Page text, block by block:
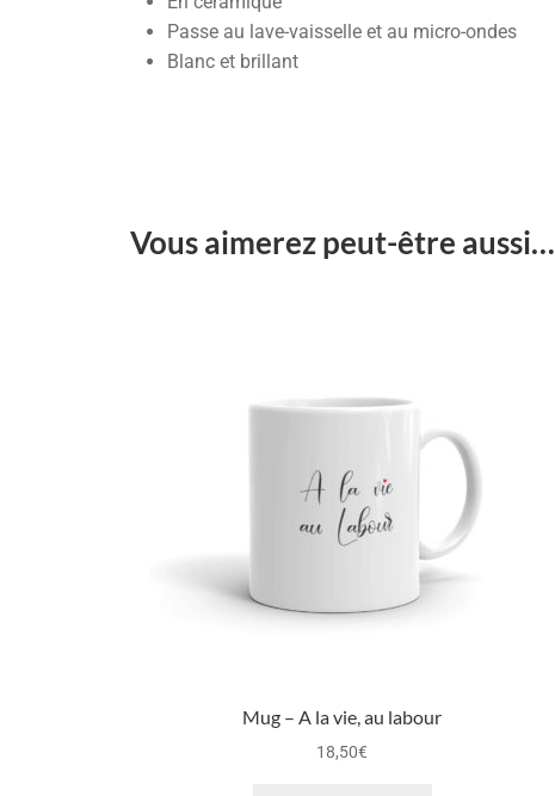
Passe au lave-vaisselle et au micro-ondes
Blanc et brillant
Vous aimerez peut-être aussi…
Mug – A la vie, au labour
18,50€